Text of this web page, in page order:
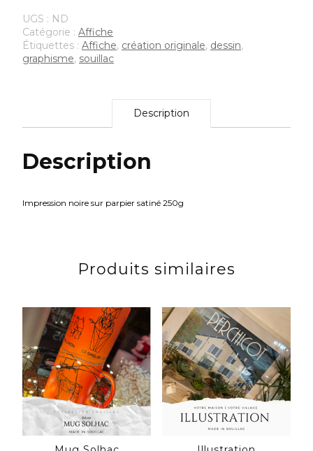
UGS : ND
Catégorie : Affiche
Étiquettes : Affiche, création originale, dessin,
graphisme, souillac
Description
Description
Impression noire sur parpier satiné 250g
Produits similaires